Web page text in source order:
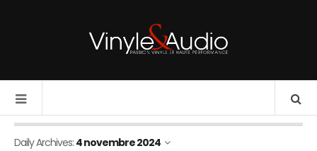
Daily Archives: 4 novembre 2024